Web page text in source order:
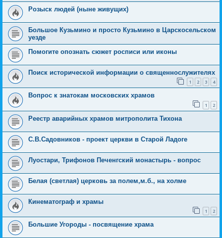
Розыск людей (ныне живущих)
Большое Кузьмино и просто Кузьмино в Царскосельском
уезде
Помогите опознать сюжет росписи или иконы
Поиск исторической информации о священнослужителях
1 2 3 4
Вопрос к знатокам московских храмов
1 2
Реестр аварийных храмов митрополита Тихона
С.В.Садовников - проект церкви в Старой Ладоге
Луостари, Трифонов Печенгский монастырь - вопрос
Белая (светлая) церковь за полем,м.б., на холме
Кинематограф и храмы
1 2
Большие Угороды - посвящение храма